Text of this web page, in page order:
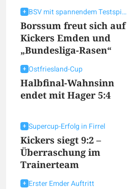
BSV mit spannendem Testspieler
Borssum freut sich auf
Kickers Emden und
„Bundesliga-Rasen“
Ostfriesland-Cup
Halbfinal-Wahnsinn
endet mit Hager 5:4
Supercup-Erfolg in Firrel
Kickers siegt 9:2 –
Überraschung im
Trainerteam
Erster Emder Auftritt